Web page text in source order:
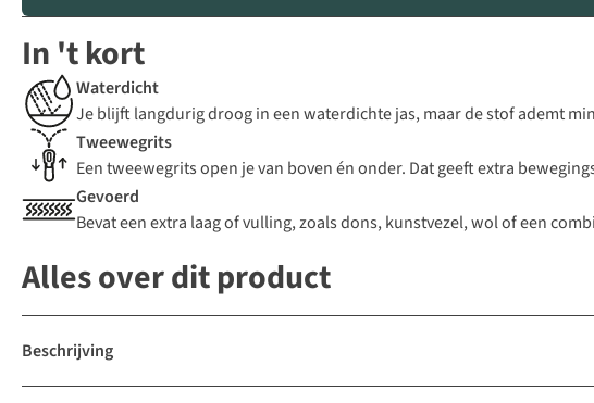
In 't kort
Waterdicht
Je blijft langdurig droog in een waterdichte jas, maar de stof ademt
Tweewegrits
Een tweewegrits open je van boven én onder. Dat geeft extra
Gevoerd
Bevat een extra laag of vulling, zoals dons, kunstvezel, wol of een
Alles over dit product
Beschrijving